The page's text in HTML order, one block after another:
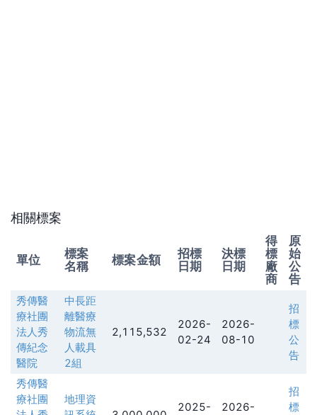
相關標案
單位
標案
名稱
標案金額
招標
日期
決標
日期
得
標
廠
商
原
始
公
告
秀傳醫
療社團
法人秀
傳紀念
醫院
中長距
離醫療
物流無
人載具
2組
2,115,532
2026-
02-24
2026-
08-10
招
標
公
告
秀傳醫
療社團
地理資
2025- 2026-
招
標